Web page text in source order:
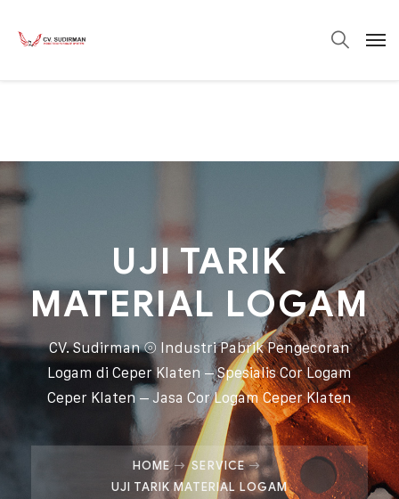
UJI TARIK
MATERIAL LOGAM
CV. Sudirman ⦾ Industri Pabrik Pengecoran
Logam di Ceper Klaten – Spesialis Cor Logam
Ceper Klaten – Jasa Cor Logam Ceper Klaten
HOME
SERVICE
UJI TARIK MATERIAL LOGAM